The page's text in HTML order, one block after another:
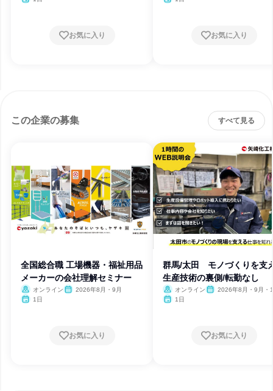
お気に入り お気に入り
この企業の募集 すべて見る
全国総合職 工場機器・福祉用品
メーカーの会社理解セミナー
オンライン
2026年8月・9月
1日
お気に入り
群馬/太田 モノづくりを支
生産技術の裏側/転勤なし
オンライン
2026年8月・9月・
1日
お気に入り